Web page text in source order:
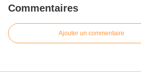
Commentaires
Ajouter un commentaire